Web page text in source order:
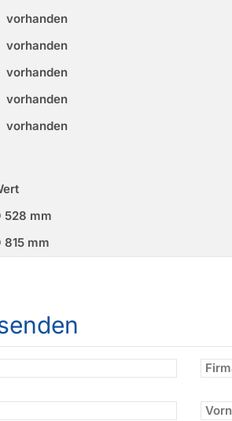
vorhanden
vorhanden
vorhanden
vorhanden
vorhanden
528 mm
815 mm